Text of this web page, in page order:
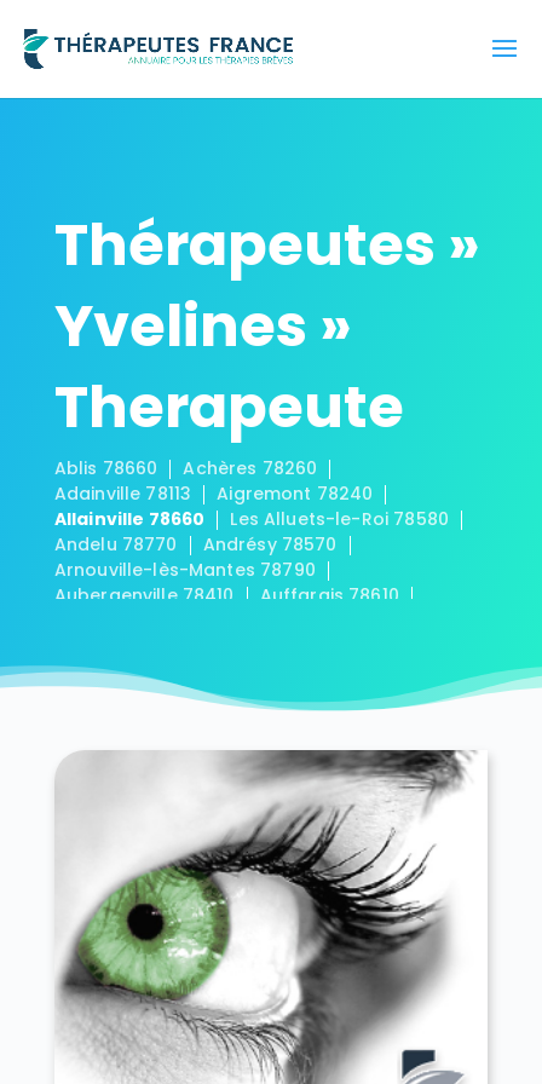
Thérapeutes »
Yvelines »
Therapeute
Ablis 78660
Achères 78260
Adainville 78113
Aigremont 78240
Allainville 78660
Les Alluets-le-Roi 78580
Andelu 78770
Andrésy 78570
Arnouville-lès-Mantes 78790
Aubergenville 78410
Auffargis 78610
Autouillet 78770
Bazainville 78550
Bazemont 78580
Béhoust 78910
Bennecourt 78270
Beynes 78650
Blaru 78270
Boinville-en-Mantois 78930
Boinville-le-Gaillard 78660
Boinvilliers 78200
Bois-d'Arcy 78390
Boissets 78910
La Boissière-École 78125
Boissy-Mauvoisin 78200
Boissy-sans-Avoir 78490
Bonnelles 78830
Bonnières-sur-Seine 78270
Bouafle 78410
Bougival 78380
Bourdonné 78113
Breuil-Bois-Robert 78930
Bréval 78980
Les Bréviaires 78610
Brueil-en-Vexin 78440
Buc 78530
Buchelay 78200
Bullion 78830
Carrières-sous-Poissy 78955